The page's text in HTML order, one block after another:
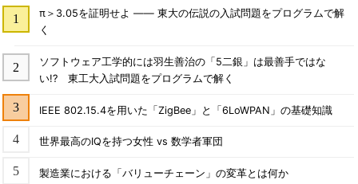
π＞3.05を証明せよ ―― 東大の伝説の入試問題をプログラムで解
く
ソフトウェア工学的には羽生善治の「5二銀」は最善手ではな
い!? 東工大入試問題をプログラムで解く
IEEE 802.15.4を用いた「ZigBee」と「6LoWPAN」の基礎知識
世界最高のIQを持つ女性 vs 数学者軍団
製造業における「バリューチェーン」の変革とは何か